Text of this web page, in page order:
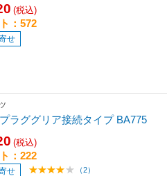
(税込)
：572
せ
ラググリア接続タイプ BA775
(税込)
：222
せ （2）